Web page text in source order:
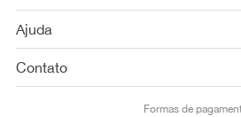
Ajuda
Contato
Formas de